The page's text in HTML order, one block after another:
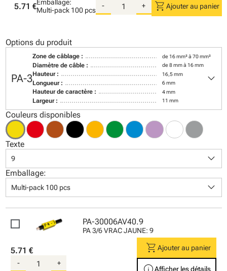
5.71 €Emballage:
Multi-pack 100 pcs
- + shopping_cart Ajouter au panier
Options du produit
PA-3
Zone de câblage : de 16 mm² à 70 mm²
Diamètre de câble : de 8 mm à 16 mm
Hauteur : 16,5 mm
Longueur : 6 mm
Hauteur de caractère : 4 mm
Largeur : 11 mm
keyboard_arrow_down
Couleurs disponibles
Texte
9 keyboard_arrow_down
Emballage:
Multi-pack 100 pcs keyboard_arrow_down
PA-30006AV40.9
PA 3/6 VRAC JAUNE: 9
5.71 €
- +
shopping_cart Ajouter au panier
Afficher les détails